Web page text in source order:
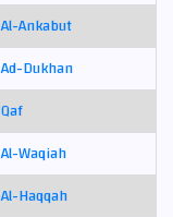
Al-Ankabut
Ad-Dukhan
Qaf
Al-Waqiah
Al-Haqqah